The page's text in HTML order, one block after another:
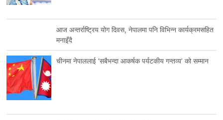
आज अन्तर्राष्ट्रिय योग दिवस, नेपालमा पनि विभिन्न कार्यक्रमसहित
मनाइँदै
चीनमा नेपाललाई ‘सबैभन्दा आकर्षक पर्यटकीय गन्तव्य’ को सम्मान